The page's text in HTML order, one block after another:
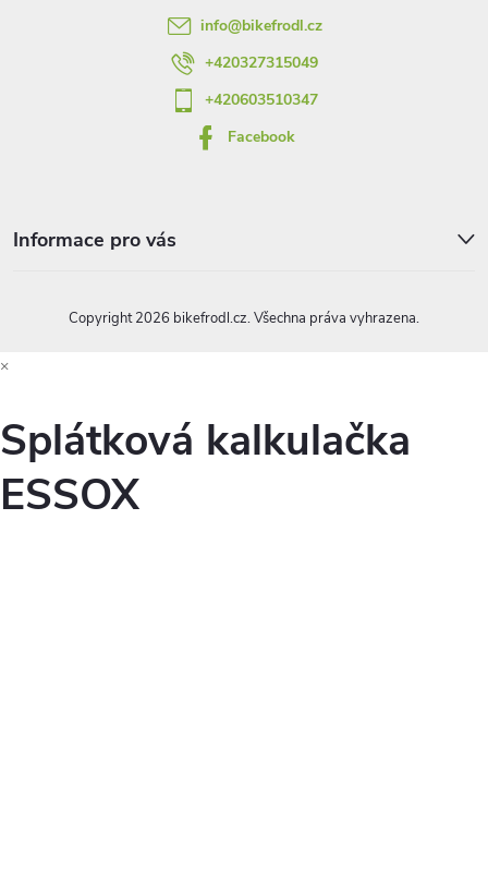
info@bikefrodl.cz
+420327315049
+420603510347
Facebook
Informace pro vás
Copyright 2026 bikefrodl.cz. Všechna práva vyhrazena.
×
Splátková kalkulačka
ESSOX